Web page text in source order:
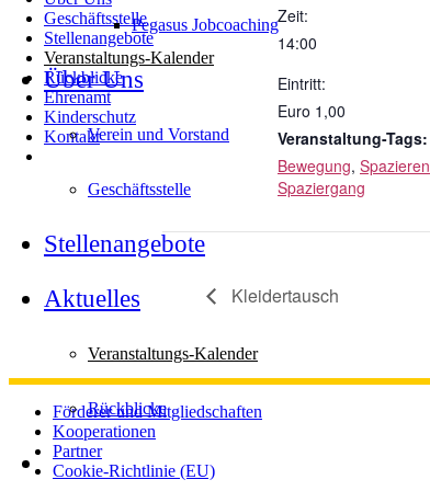
Pegasus Jobcoaching
Über Uns
Verein und Vorstand
Geschäftsstelle
Stellenangebote
Aktuelles
Veranstaltungs-Kalender
Rückblicke
Geschäftsstelle
Stellenangebote
Veranstaltungs-Kalender
Rückblicke
Ehrenamt
Kinderschutz
Kontakt
Zeit:
14:00
Eintritt:
Euro 1,00
Veranstaltung-Tags:
Bewegung, Spazieren
Spaziergang
Kleidertausch
Förderer und Mitgliedschaften
Kooperationen
Partner
Cookie-Richtlinie (EU)